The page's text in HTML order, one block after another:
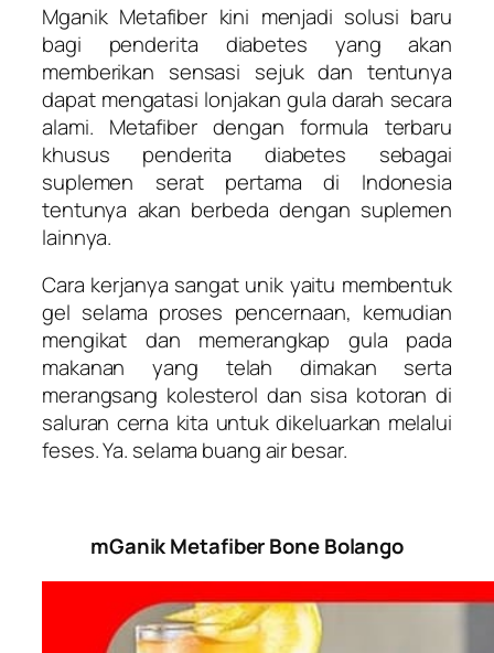
Mganik Metafiber kini menjadi solusi baru
bagi penderita diabetes yang akan
memberikan sensasi sejuk dan tentunya
dapat mengatasi lonjakan gula darah secara
alami. Metafiber dengan formula terbaru
khusus penderita diabetes sebagai
suplemen serat pertama di Indonesia
tentunya akan berbeda dengan suplemen
lainnya.
Cara kerjanya sangat unik yaitu membentuk
gel selama proses pencernaan, kemudian
mengikat dan memerangkap gula pada
makanan yang telah dimakan serta
merangsang kolesterol dan sisa kotoran di
saluran cerna kita untuk dikeluarkan melalui
feses. Ya. selama buang air besar.
mGanik Metafiber Bone Bolango